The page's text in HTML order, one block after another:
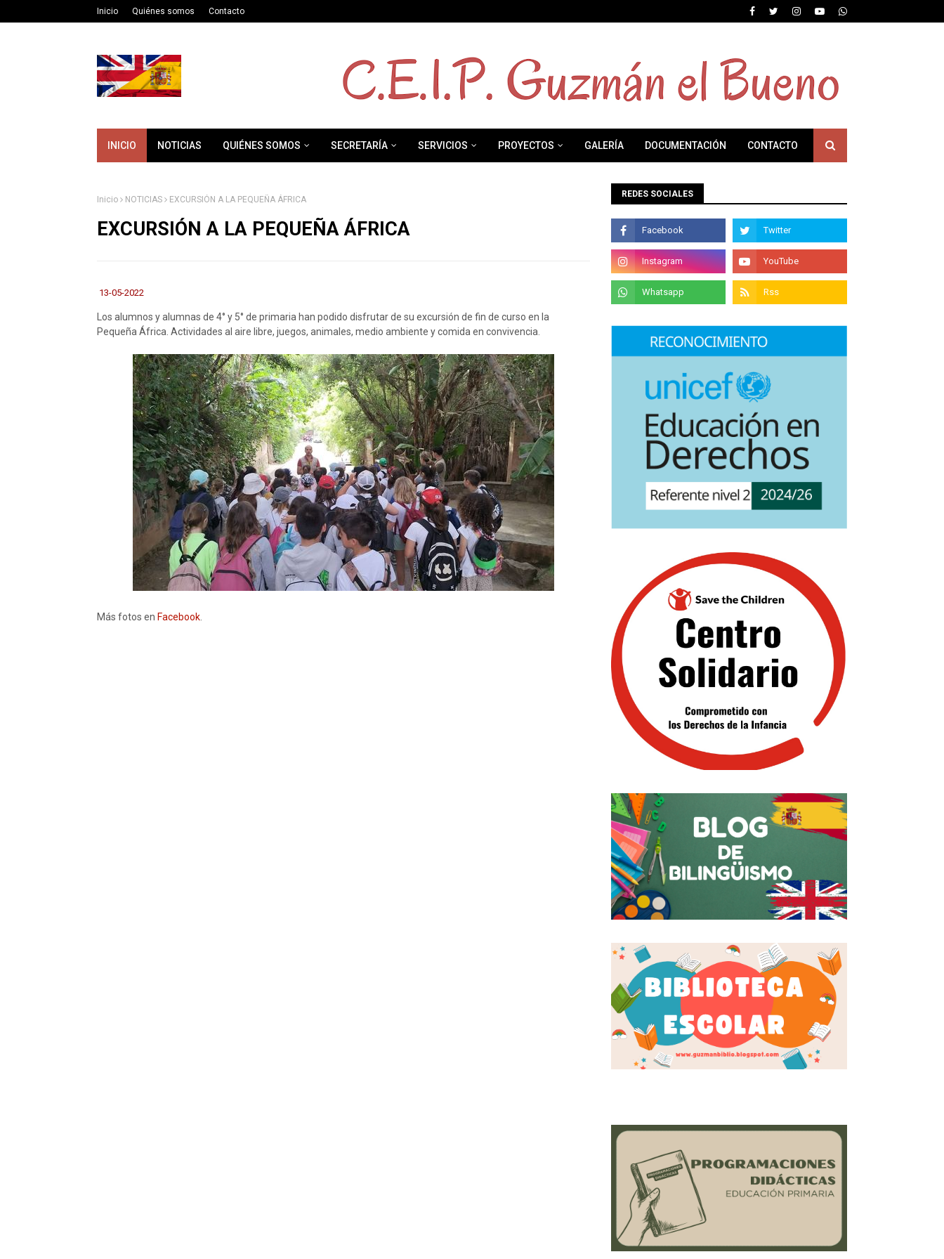
Inicio Quiénes somos Contacto
INICIO NOTICIAS QUIÉNES SOMOS SECRETARÍA SERVICIOS PROYECTOS GALERÍA DOCUMENTACIÓN CONTACTO
Inicio NOTICIAS EXCURSIÓN A LA PEQUEÑA ÁFRICA
EXCURSIÓN A LA PEQUEÑA ÁFRICA
13-05-2022
Los alumnos y alumnas de 4° y 5° de primaria han podido disfrutar de su excursión de fin de curso en la
Pequeña África. Actividades al aire libre, juegos, animales, medio ambiente y comida en convivencia.
Más fotos en Facebook
REDES SOCIALES